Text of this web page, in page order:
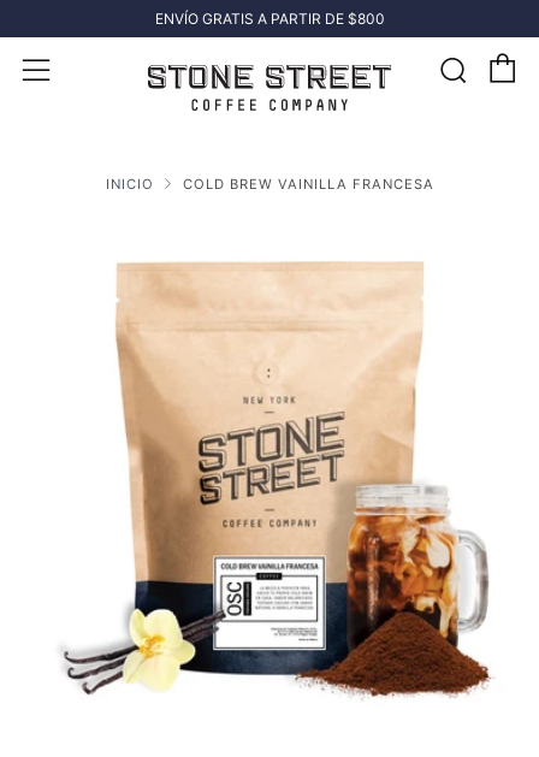
ENVÍO GRATIS A PARTIR DE $800
Menú
INICIO COLD BREW VAINILLA FRANCESA